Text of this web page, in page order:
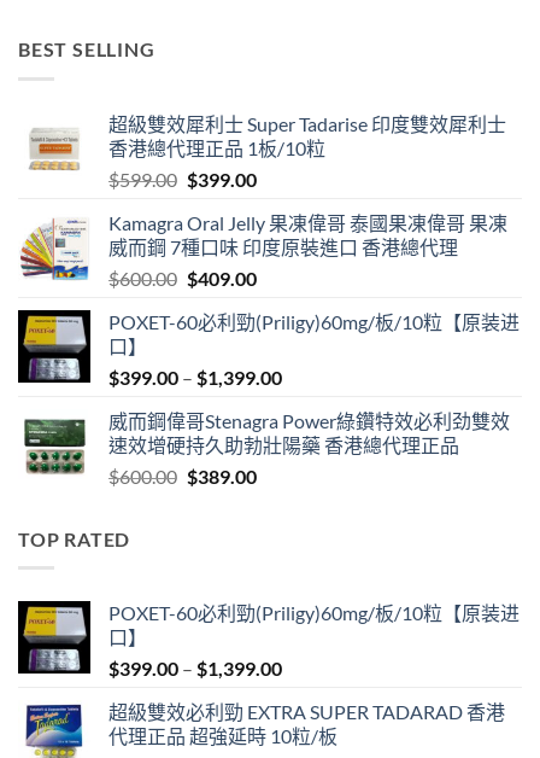
BEST SELLING
超級雙效犀利士 Super Tadarise 印度雙效犀利士
香港總代理正品 1板/10粒
$599.00 Original
was:
$599.00.
$399.00Current
is:
$399.00.
Kamagra Oral Jelly 果凍偉哥 泰國果凍偉哥 果凍
威而鋼 7種口味 印度原裝進口 香港總代理
$600.00 Original
was:
$409.00Current
is:
POXET-60必利勁(Priligy)60mg/板/10粒【原装进
口】
$399.00 – $1,399.00Price
$399.00
through
威而鋼偉哥Stenagra Power綠鑽特效必利劲雙效
速效增硬持久助勃壯陽藥 香港總代理正品
$600.00 Original
$389.00Current
TOP RATED
POXET-60必利勁(Priligy)60mg/板/10粒【原装进
口】
$399.00 – $1,399.00Price
$399.00
through
超級雙效必利勁 EXTRA SUPER TADARAD 香港
代理正品 超強延時 10粒/板